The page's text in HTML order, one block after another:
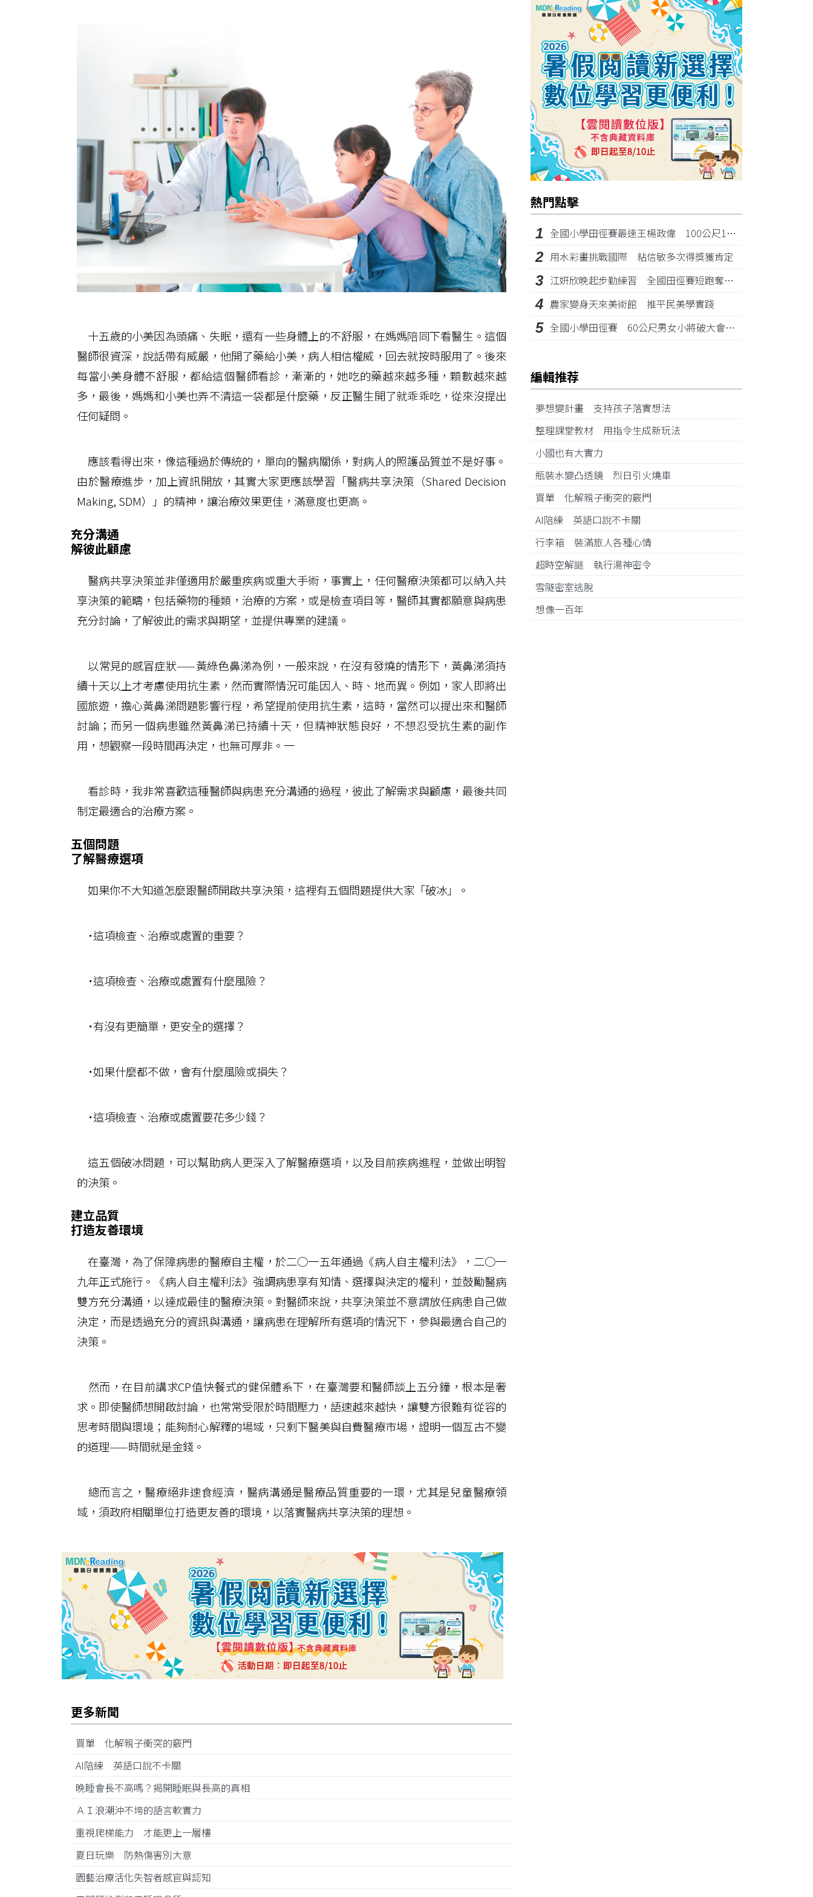
十五歲的小美因為頭痛、失眠，還有一些身體上的不舒服，在媽媽陪同下看醫生。這個
醫師很資深，說話帶有威嚴，他開了藥給小美，病人相信權威，回去就按時服用了。後來
每當小美身體不舒服，都給這個醫師看診，漸漸的，她吃的藥越來越多種，顆數越來越
多，最後，媽媽和小美也弄不清這一袋都是什麼藥，反正醫生開了就乖乖吃，從來沒提出
任何疑問。
應該看得出來，像這種過於傳統的，單向的醫病關係，對病人的照護品質並不是好事。
由於醫療進步，加上資訊開放，其實大家更應該學習「醫病共享決策（Shared Decision
Making, SDM）」的精神，讓治療效果更佳，滿意度也更高。
充分溝通
解彼此顧慮
醫病共享決策並非僅適用於嚴重疾病或重大手術，事實上，任何醫療決策都可以納入共
享決策的範疇，包括藥物的種類，治療的方案，或是檢查項目等，醫師其實都願意與病患
充分討論，了解彼此的需求與期望，並提供專業的建議。
以常見的感冒症狀——黃綠色鼻涕為例，一般來說，在沒有發燒的情形下，黃鼻涕須持
續十天以上才考慮使用抗生素，然而實際情況可能因人、時、地而異。例如，家人即將出
國旅遊，擔心黃鼻涕問題影響行程，希望提前使用抗生素，這時，當然可以提出來和醫師
討論；而另一個病患雖然黃鼻涕已持續十天，但精神狀態良好，不想忍受抗生素的副作
用，想觀察一段時間再決定，也無可厚非。一
看診時，我非常喜歡這種醫師與病患充分溝通的過程，彼此了解需求與顧慮，最後共同
制定最適合的治療方案。
五個問題
了解醫療選項
如果你不大知道怎麼跟醫師開啟共享決策，這裡有五個問題提供大家「破冰」。
˙這項檢查、治療或處置的重要？
˙這項檢查、治療或處置有什麼風險？
˙有沒有更簡單，更安全的選擇？
˙如果什麼都不做，會有什麼風險或損失？
˙這項檢查、治療或處置要花多少錢？
這五個破冰問題，可以幫助病人更深入了解醫療選項，以及目前疾病進程，並做出明智
的決策。
建立品質
打造友善環境
在臺灣，為了保障病患的醫療自主權，於二○一五年通過《病人自主權利法》，二○一
九年正式施行。《病人自主權利法》強調病患享有知情、選擇與決定的權利，並鼓勵醫病
雙方充分溝通，以達成最佳的醫療決策。對醫師來說，共享決策並不意謂放任病患自己做
決定，而是透過充分的資訊與溝通，讓病患在理解所有選項的情況下，參與最適合自己的
決策。
然而，在目前講求CP值快餐式的健保體系下，在臺灣要和醫師談上五分鐘，根本是奢
求。即使醫師想開啟討論，也常常受限於時間壓力，語速越來越快，讓雙方很難有從容的
思考時間與環境；能夠耐心解釋的場域，只剩下醫美與自費醫療市場，證明一個亙古不變
的道理——時間就是金錢。
總而言之，醫療絕非速食經濟，醫病溝通是醫療品質重要的一環，尤其是兒童醫療領
域，須政府相關單位打造更友善的環境，以落實醫病共享決策的理想。
更多新聞
買單 化解親子衝突的竅門
AI陪練 英語口說不卡關
晚睡會長不高嗎？揭開睡眠與長高的真相
ＡＩ浪潮沖不垮的語言軟實力
重視爬梯能力 才能更上一層樓
夏日玩樂 防熱傷害別大意
園藝治療活化失智者感官與認知
熱門點擊
1 全國小學田徑賽最速王楊政偉 100公尺11秒87奪金
2 用水彩畫挑戰國際 粘信敏多次得獎獲肯定
3 江姸欣晚起步勤練習 全國田徑賽短跑奪金摘銅
4 農家變身天來美術館 推平民美學實踐
5 全國小學田徑賽 60公尺男女小將破大會紀錄
編輯推荐
夢想變計畫 支持孩子落實想法
整理課堂教材 用指令生成新玩法
小國也有大實力
瓶裝水變凸透鏡 烈日引火燒車
買單 化解親子衝突的竅門
AI陪練 英語口說不卡關
行李箱 裝滿旅人各種心情
超時空解謎 執行湯神密令
雪隧密室逃脫
想像一百年